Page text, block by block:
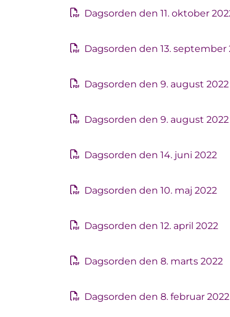
Dagsorden den 11. oktober
Dagsorden den 13. september
Dagsorden den 9. august 2022
Dagsorden den 9. august 2022
Dagsorden den 14. juni 2022
Dagsorden den 10. maj 2022
Dagsorden den 12. april 2022
Dagsorden den 8. marts 2022
Dagsorden den 8. februar 2022